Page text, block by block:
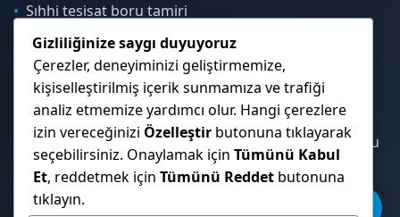
Sıhhi tesisat boru tamiri
İletişim & Konum
Çekmeköy, Sancaktepe, Ümraniye ve İstanbul Anadolu
Yakası genelinde hizmet veriyoruz.
Gizliliğinize saygı duyuyoruz
Çerezler, deneyiminizi geliştirmemize,
kişiselleştirilmiş içerik sunmamıza ve trafiği
analiz etmemize yardımcı olur. Hangi çerezlere
izin vereceğinizi Özelleştir butonuna tıklayarak
seçebilirsiniz. Onaylamak için Tümünü Kabul
Et, reddetmek için Tümünü Reddet butonuna
tıklayın.